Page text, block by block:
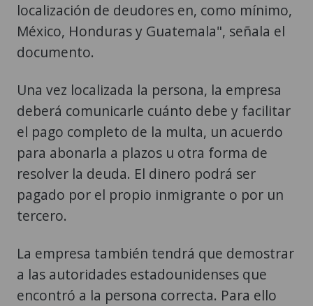
localización de deudores en, como mínimo,
México, Honduras y Guatemala", señala el
documento.
Una vez localizada la persona, la empresa
deberá comunicarle cuánto debe y facilitar
el pago completo de la multa, un acuerdo
para abonarla a plazos u otra forma de
resolver la deuda. El dinero podrá ser
pagado por el propio inmigrante o por un
tercero.
La empresa también tendrá que demostrar
a las autoridades estadounidenses que
encontró a la persona correcta. Para ello